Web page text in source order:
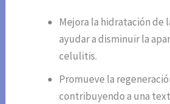
Mejora la hidratación de
ayudar a disminuir la
celulitis.
Promueve la
contribuyendo a una